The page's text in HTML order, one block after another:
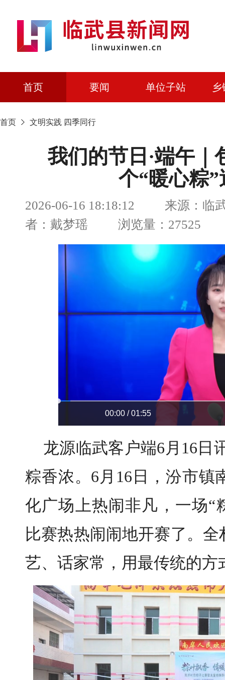
首页 要闻 单位子站
首页 文明实践 四季同行
我们的节日·端午｜
个“暖心粽
2026-06-16 18:18:12 来源：临武
者：戴梦瑶 浏览量：27525
00:00 / 01:55
龙源临武客户端6月16日
粽香浓。6月16日，汾市镇
化广场上热闹非凡，一场“
比赛热热闹闹地开赛了。
艺、话家常，用最传统的